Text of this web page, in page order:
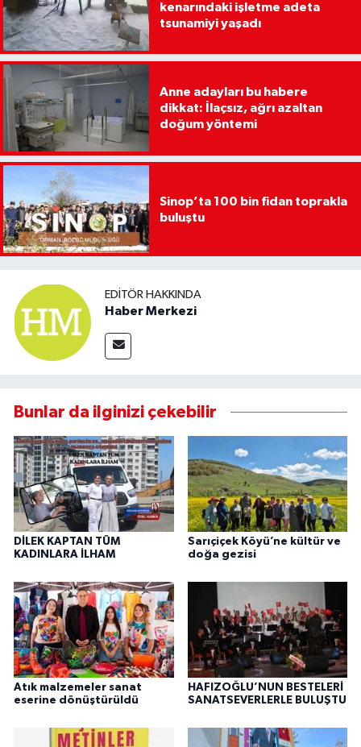
kenarındaki işletme adeta
tsunamiyi yaşadı
Anne adayları bu habere
dikkat: İlaçsız, ağrı azaltan
doğum yöntemi
Sinop’ta 100 bin fidan toprakla
buluştu
EDITÖR HAKKINDA
Haber Merkezi
Bunlar da ilginizi çekebilir
DİLEK KAPTAN TÜM
KADINLARA İLHAM
Sarıçiçek Köyü’ne kültür ve
doğa gezisi
Atık malzemeler sanat
eserine dönüştürüldü
HAFIZOĞLU’NUN BESTELERİ
SANATSEVERLERLE BULUŞTU